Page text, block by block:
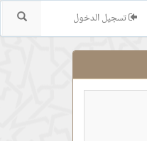
تسجيل الدخول